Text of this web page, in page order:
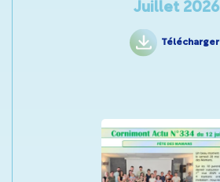
Juillet 2026
Télécharger